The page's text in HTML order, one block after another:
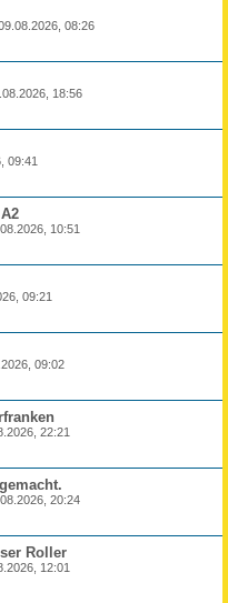
08:26
18:56
09:41
10:51
09:21
09:02
22:21
20:24
Roller
12:01